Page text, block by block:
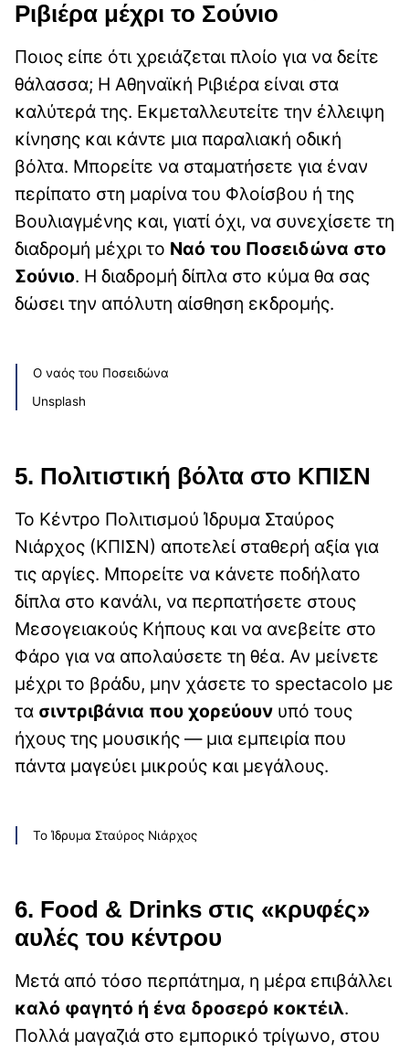
Ριβιέρα μέχρι το Σούνιο
Ποιος είπε ότι χρειάζεται πλοίο για να δείτε
θάλασσα; Η Αθηναϊκή Ριβιέρα είναι στα
καλύτερά της. Εκμεταλλευτείτε την έλλειψη
κίνησης και κάντε μια παραλιακή οδική
βόλτα. Μπορείτε να σταματήσετε για έναν
περίπατο στη μαρίνα του Φλοίσβου ή της
Βουλιαγμένης και, γιατί όχι, να συνεχίσετε τη
διαδρομή μέχρι το Ναό του Ποσειδώνα στο
Σούνιο. Η διαδρομή δίπλα στο κύμα θα σας
δώσει την απόλυτη αίσθηση εκδρομής.
Ο ναός του Ποσειδώνα
Unsplash
5. Πολιτιστική βόλτα στο ΚΠΙΣΝ
Το Κέντρο Πολιτισμού Ίδρυμα Σταύρος
Νιάρχος (ΚΠΙΣΝ) αποτελεί σταθερή αξία για
τις αργίες. Μπορείτε να κάνετε ποδήλατο
δίπλα στο κανάλι, να περπατήσετε στους
Μεσογειακούς Κήπους και να ανεβείτε στο
Φάρο για να απολαύσετε τη θέα. Αν μείνετε
μέχρι το βράδυ, μην χάσετε το spectacolo με
τα σιντριβάνια που χορεύουν υπό τους
ήχους της μουσικής — μια εμπειρία που
πάντα μαγεύει μικρούς και μεγάλους.
Το Ίδρυμα Σταύρος Νιάρχος
6. Food & Drinks στις «κρυφές»
αυλές του κέντρου
Μετά από τόσο περπάτημα, η μέρα επιβάλλει
καλό φαγητό ή ένα δροσερό κοκτέιλ.
Πολλά μαγαζιά στο εμπορικό τρίγωνο, στου